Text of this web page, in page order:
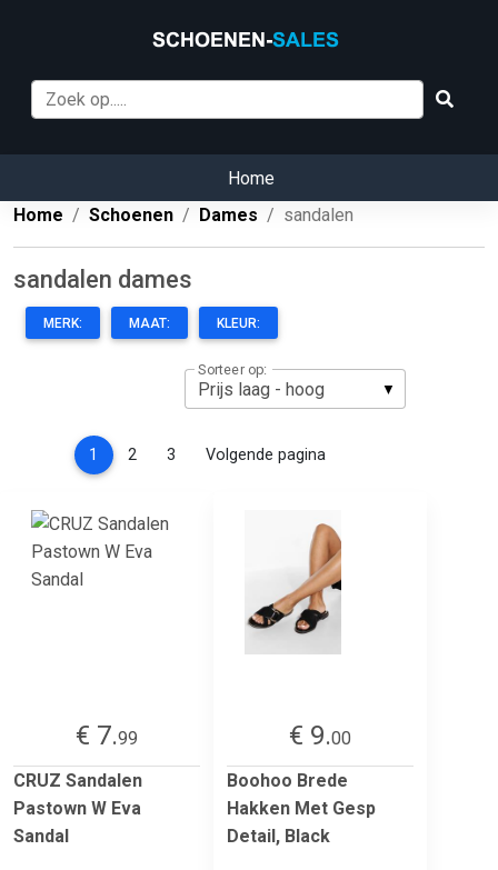
Home
Home
Schoenen Dames sandalen
sandalen dames
MERK: MAAT: KLEUR:
Sorteer op:
1 (current)
2 3 Volgende pagina
€ 7.99
CRUZ Sandalen
Pastown W Eva
Sandal
€ 9.00
Boohoo Brede
Hakken Met Gesp
Detail, Black